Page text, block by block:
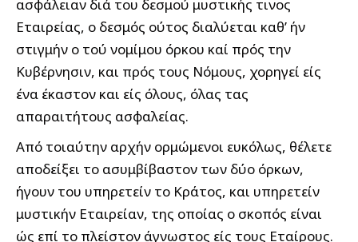
ασφάλειαν διά του δεσμού μυστικής τινος
Εταιρείας, ο δεσμός ούτος διαλύεται καθ’ ήν
στιγμήν ο τού νομίμου όρκου καί πρός την
Κυβέρνησιν, και πρός τους Νόμους, χορηγεί είς
ένα έκαστον και είς όλους, όλας τας
απαραιτήτους ασφαλείας.
Από τοιαύτην αρχήν ορμώμενοι ευκόλως, θέλετε
αποδείξει το ασυμβίβαστον των δύο όρκων,
ήγουν του υπηρετείν το Κράτος, και υπηρετείν
μυστικήν Εταιρείαν, της οποίας ο σκοπός είναι
ώς επί το πλείστον άγνωστος είς τους Εταίρους.